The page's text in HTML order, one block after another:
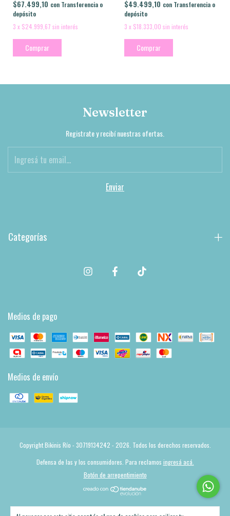
$67.499,10 con Transferencia o
depósito
3 x $24.999,67 sin interés
Comprar
$49.499,10 con Transferencia o
depósito
3 x $18.333,00 sin interés
Comprar
Newsletter
Registrate y recibí nuestras ofertas.
Categorías
Medios de pago
Medios de envío
Copyright Bikinis Río - 30719134242 - 2026. Todos los derechos reservados.
Defensa de las y los consumidores. Para reclamos ingresá acá.
Botón de arrepentimiento